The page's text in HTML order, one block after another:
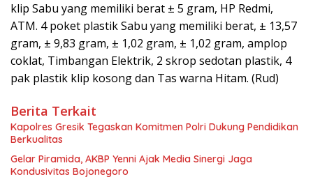
klip Sabu yang memiliki berat ± 5 gram, HP Redmi,
ATM. 4 poket plastik Sabu yang memiliki berat, ± 13,57
gram, ± 9,83 gram, ± 1,02 gram, ± 1,02 gram, amplop
coklat, Timbangan Elektrik, 2 skrop sedotan plastik, 4
pak plastik klip kosong dan Tas warna Hitam. (Rud)
Berita Terkait
Kapolres Gresik Tegaskan Komitmen Polri Dukung Pendidikan
Berkualitas
Gelar Piramida, AKBP Yenni Ajak Media Sinergi Jaga
Kondusivitas Bojonegoro